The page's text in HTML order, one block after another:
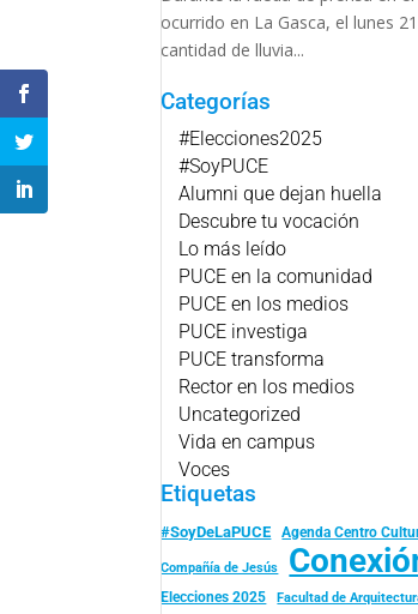
ocurrido en La Gasca, el lunes
cantidad de lluvia...
Categorías
#Elecciones2025
#SoyPUCE
Alumni que dejan huella
Descubre tu vocación
Lo más leído
PUCE en la comunidad
PUCE en los medios
PUCE investiga
PUCE transforma
Rector en los medios
Uncategorized
Vida en campus
Voces
Etiquetas
#SoyDeLaPUCE Agenda Centro
Compañía de Jesús
Elecciones 2025
Facultad de